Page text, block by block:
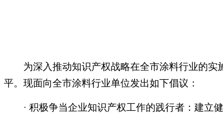
为深入推动知识产权战略在全市涂料行业的实
平。现面向全市涂料行业单位发出如下倡议：
· 积极争当企业知识产权工作的践行者：建立